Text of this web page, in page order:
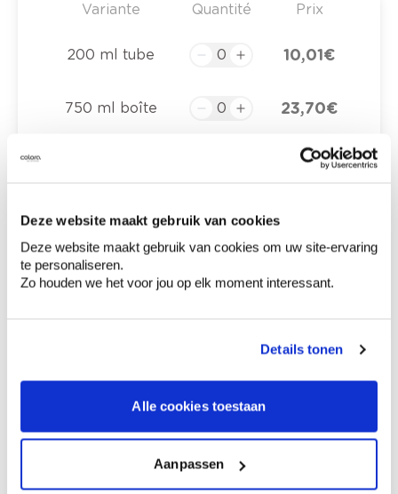
Deze website maakt gebruik van cookies
Deze website maakt gebruik van cookies om uw site-ervaring
te personaliseren.
Zo houden we het voor jou op elk moment interessant.
Details tonen
Alle cookies toestaan
Aanpassen
Variante Quantité Prix
200 ml tube 10,01 €
750 ml boîte 23,70 €
Options de livraison
Livraison à domicile
Description du produit
Comment utiliser?